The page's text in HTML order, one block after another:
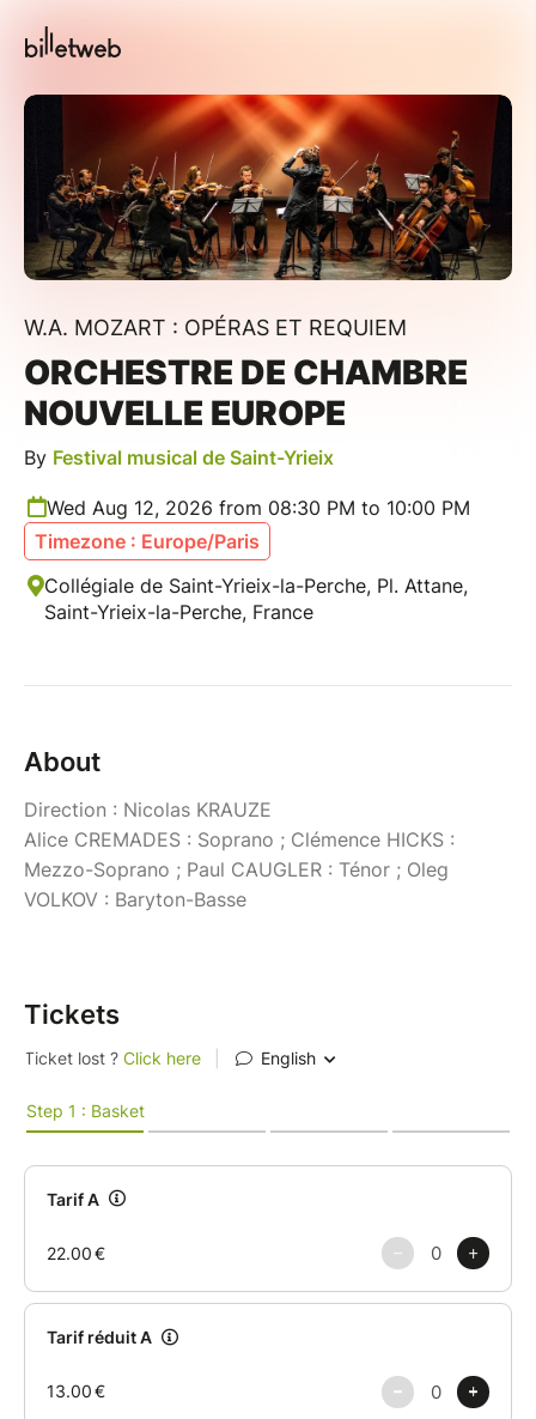
W.A. MOZART : OPÉRAS ET REQUIEM
ORCHESTRE DE CHAMBRE
NOUVELLE EUROPE
By Festival musical de Saint-Yrieix
Wed Aug 12, 2026 from 08:30 PM to 10:00 PM
Timezone : Europe/Paris
Collégiale de Saint-Yrieix-la-Perche, Pl. Attane,
Saint-Yrieix-la-Perche, France
About
Direction : Nicolas KRAUZE
Alice CREMADES : Soprano ; Clémence HICKS :
Mezzo-Soprano ; Paul CAUGLER : Ténor ; Oleg
VOLKOV : Baryton-Basse
Tickets